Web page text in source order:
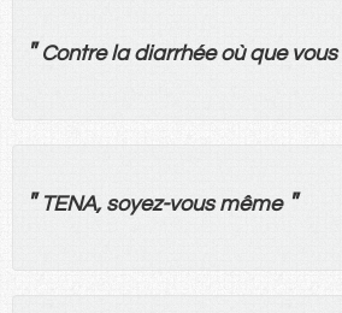
" Contre la diarrhée où que vous
"TENA, soyez-vous même "